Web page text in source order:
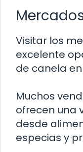
Visitar los
excelente
de canela en
Muchos
ofrecen una
desde
especias y